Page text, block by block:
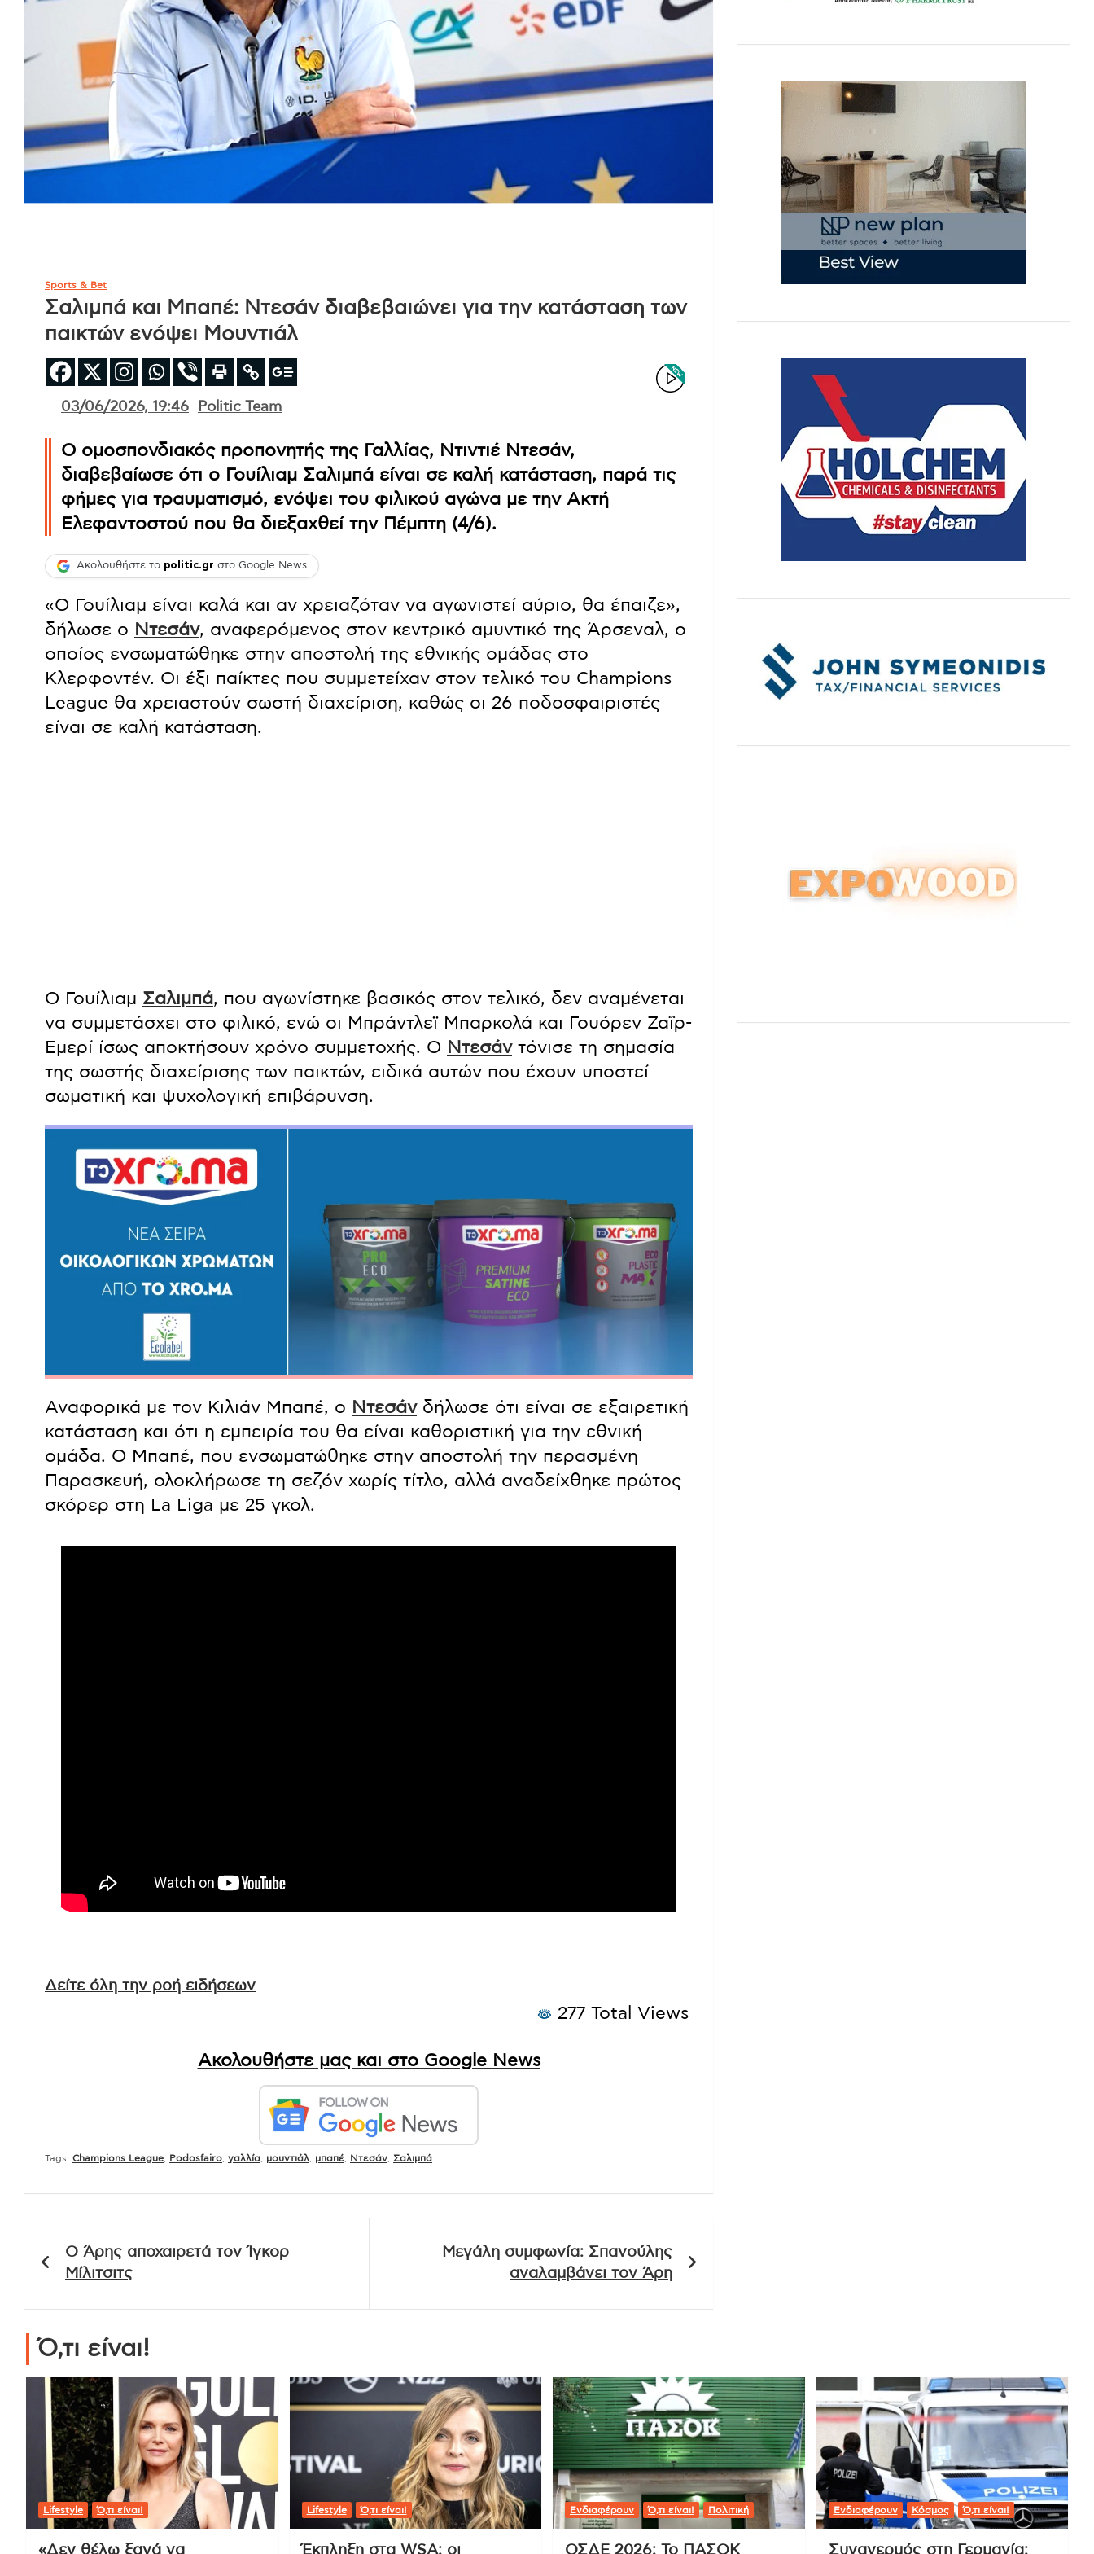
Sports & Bet
Σαλιμπά και Μπαπέ: Ντεσάν διαβεβαιώνει για την κατάσταση των
παικτών ενόψει Μουντιάλ
03/06/2026, 19:46 Politic Team
Ο ομοσπονδιακός προπονητής της Γαλλίας, Ντιντιέ Ντεσάν,
διαβεβαίωσε ότι ο Γουίλιαμ Σαλιμπά είναι σε καλή κατάσταση, παρά τις
φήμες για τραυματισμό, ενόψει του φιλικού αγώνα με την Ακτή
Ελεφαντοστού που θα διεξαχθεί την Πέμπτη (4/6).
Ακολουθήστε το politic.gr στο Google News
«Ο Γουίλιαμ είναι καλά και αν χρειαζόταν να αγωνιστεί αύριο, θα έπαιζε»,
δήλωσε ο Ντεσάν, αναφερόμενος στον κεντρικό αμυντικό της Άρσεναλ, ο
οποίος ενσωματώθηκε στην αποστολή της εθνικής ομάδας στο
Κλερφοντέν. Οι έξι παίκτες που συμμετείχαν στον τελικό του Champions
League θα χρειαστούν σωστή διαχείριση, καθώς οι 26 ποδοσφαιριστές
είναι σε καλή κατάσταση.
Ο Γουίλιαμ Σαλιμπά, που αγωνίστηκε βασικός στον τελικό, δεν αναμένεται
να συμμετάσχει στο φιλικό, ενώ οι Μπράντλεϊ Μπαρκολά και Γουόρεν Ζαΐρ-
Εμερί ίσως αποκτήσουν χρόνο συμμετοχής. Ο Ντεσάντόνισε τη σημασία
της σωστής διαχείρισης των παικτών, ειδικά αυτών που έχουν υποστεί
σωματική και ψυχολογική επιβάρυνση.
Αναφορικά με τον Κιλιάν Μπαπέ, ο Ντεσάνδήλωσε ότι είναι σε εξαιρετική
κατάσταση και ότι η εμπειρία του θα είναι καθοριστική για την εθνική
ομάδα. Ο Μπαπέ, που ενσωματώθηκε στην αποστολή την περασμένη
Παρασκευή, ολοκλήρωσε τη σεζόν χωρίς τίτλο, αλλά αναδείχθηκε πρώτος
σκόρερ στη La Liga με 25 γκολ.
Δείτε όλη την ροή ειδήσεων
277 Total Views
Ακολουθήστε μας και στο Google News
Tags: Champions League Podosfairo γαλλία μουντιάλ μπαπέ Ντεσάν Σαλιμπά
άρθρων
Ο Άρης αποχαιρετά τον Ίγκορ
Μίλιτσιτς
Μεγάλη συμφωνία: Σπανούλης
αναλαμβάνει τον Άρη
Ό,τι είναι!
Lifestyle Ό,τι είναι!
«Δεν θέλω ξανά να
Lifestyle Ό,τι είναι!
Έκπληξη στα WSA: οι
Ενδιαφέρουν Ό,τι είναι! Πολιτική
ΟΣΔΕ 2026: Το ΠΑΣΟΚ
Ενδιαφέρουν Κόσμος Ό,τι είναι!
Συναγερμός στη Γερμανία: